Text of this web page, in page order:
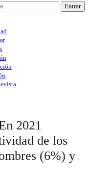
Entrar
2021
de los
(6%) y